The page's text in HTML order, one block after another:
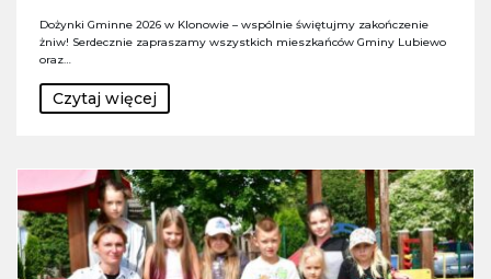
Dożynki Gminne 2026 w Klonowie – wspólnie świętujmy zakończenie
żniw! Serdecznie zapraszamy wszystkich mieszkańców Gminy Lubiewo
oraz…
Czytaj więcej